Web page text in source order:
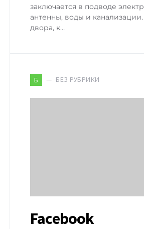
заключается в подводе
антенны, воды и канализации.
двора, к…
Б БЕЗ РУБРИКИ
Facebook